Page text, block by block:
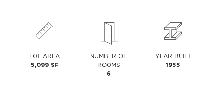
LOT AREA
5,099 SF
NUMBER OF
ROOMS
6
YEAR BUILT
1955